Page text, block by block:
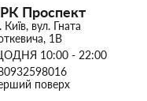
Проспект
Київ, вул. Гната
1В
10:00 - 22:00
поверх